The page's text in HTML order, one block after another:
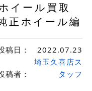
イール買取
正ホイール編
稿日： 2022.07.23
稿者：
埼玉久喜店ス
タッフ